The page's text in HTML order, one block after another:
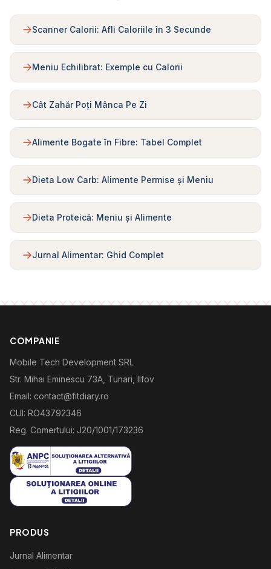
Scanner Calorii: Afli Caloriile în 3 Secunde
Meniu Echilibrat: Exemple cu Calorii
Cât Zahăr Poți Mânca Pe Zi
Alimente Bogate în Fibre: Tabel Complet
Dieta Low Carb: Alimente Permise și Meniu
Dieta Proteică: Meniu și Alimente
Jurnal Alimentar: Ghid Complet
COMPANIE
Mobile Tech Development SRL
Str. Mihai Eminescu 73A, Tunari, Ilfov
Email: contact@fitdiary.ro
CUI: RO43792346
Reg. Comertului: J20/1001/173236
PRODUS
Jurnal Alimentar